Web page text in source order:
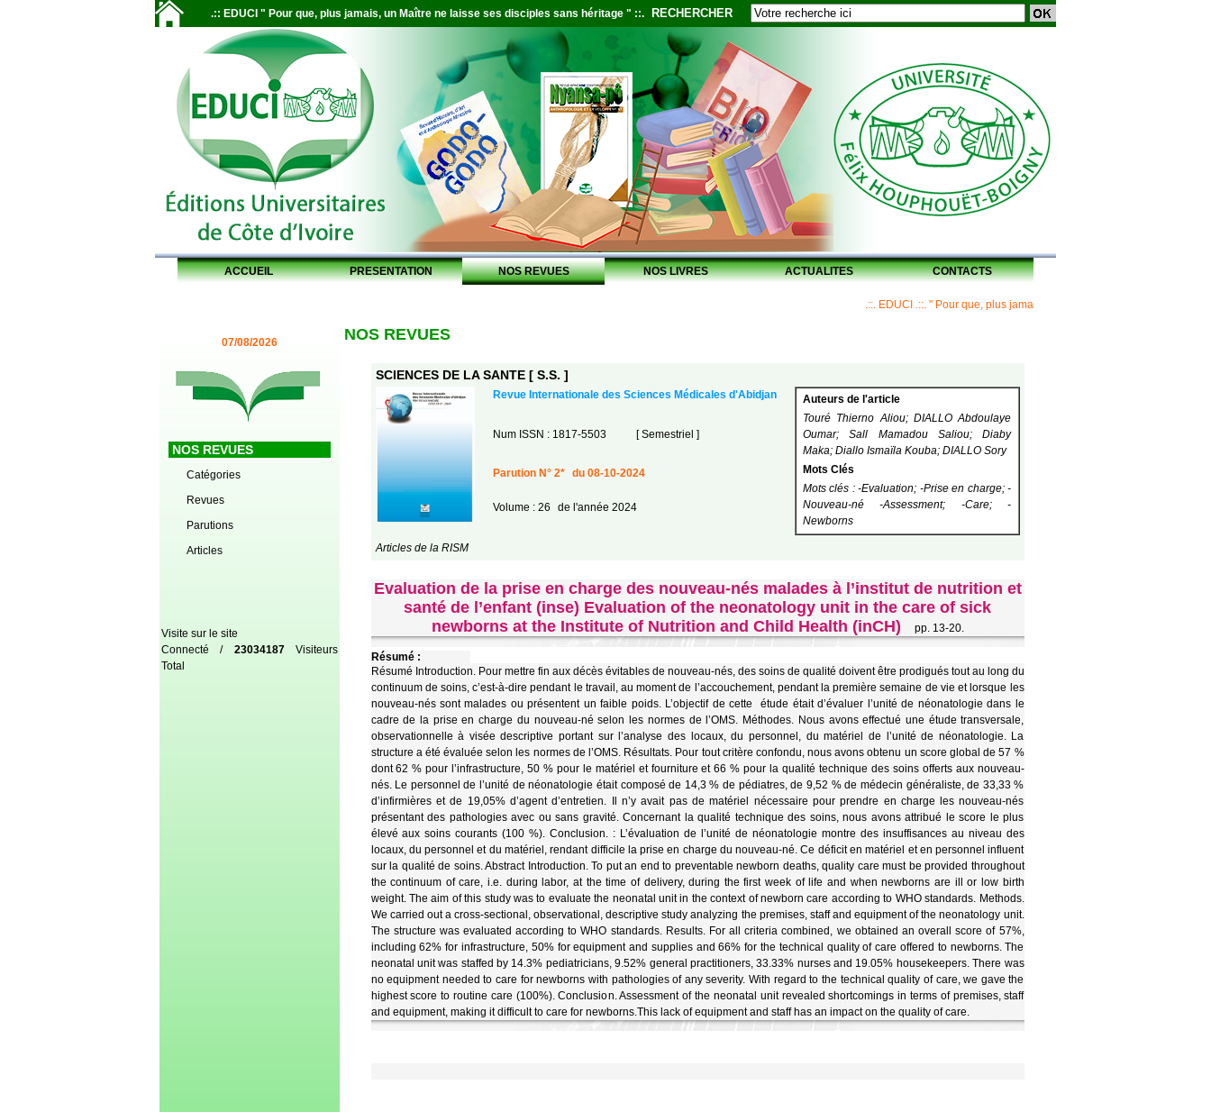
.:: EDUCI " Pour que, plus jamais, un Maître ne laisse ses disciples sans héritage " ::. RECHERCHER
ACCUEIL PRESENTATION NOS REVUES NOS LIVRES ACTUALITES CONTACTS
.::. EDUCI .::. " Pour que, plus jamais, un Maître ne laisse ses disciples
07/08/2026
NOS REVUES
Catégories
Revues
Parutions
Articles
Visite sur le site
Connecté / 23034187Visiteurs
Total
NOS REVUES
SCIENCES DE LA SANTE [ S.S. ]
Revue Internationale des Sciences Médicales d'Abidjan
Auteurs de l'article
Touré Thierno Aliou; DIALLO Abdoulaye
Oumar; Sall Mamadou Saliou; Diaby
Maka; Diallo Ismaïla Kouba; DIALLO Sory
Mots Clés
Mots clés : -Evaluation; -Prise en charge; -
Nouveau-né -Assessment; -Care; -
Newborns
Num ISSN : 1817-5503 [ Semestriel ]
Parution N° 2* du 08-10-2024
Volume : 26 de l'année 2024
Articles de la RISM
Evaluation de la prise en charge des nouveau-nés malades à l’institut de nutrition et
santé de l’enfant (inse) Evaluation of the neonatology unit in the care of sick
newborns at the Institute of Nutrition and Child Health (inCH)
pp. 13-20.
Résumé :
Résumé Introduction. Pour mettre fin aux décès évitables de nouveau-nés, des soins de qualité doivent être prodigués tout au long du
continuum de soins, c’est-à-dire pendant le travail, au moment de l’accouchement, pendant la première semaine de vie et lorsque les
nouveau-nés sont malades ou présentent un faible poids. L’objectif de cette étude était d’évaluer l’unité de néonatologie dans le
cadre de la prise en charge du nouveau-né selon les normes de l’OMS. Méthodes. Nous avons effectué une étude transversale,
observationnelle à visée descriptive portant sur l’analyse des locaux, du personnel, du matériel de l’unité de néonatologie. La
structure a été évaluée selon les normes de l’OMS. Résultats. Pour tout critère confondu, nous avons obtenu un score global de 57 %
dont 62 % pour l’infrastructure, 50 % pour le matériel et fourniture et 66 % pour la qualité technique des soins offerts aux nouveau-
nés. Le personnel de l’unité de néonatologie était composé de 14,3 % de pédiatres, de 9,52 % de médecin généraliste, de 33,33 %
d’infirmières et de 19,05% d’agent d’entretien. Il n’y avait pas de matériel nécessaire pour prendre en charge les nouveau-nés
présentant des pathologies avec ou sans gravité. Concernant la qualité technique des soins, nous avons attribué le score le plus
élevé aux soins courants (100 %). Conclusion. : L’évaluation de l’unité de néonatologie montre des insuffisances au niveau des
locaux, du personnel et du matériel, rendant difficile la prise en charge du nouveau-né. Ce déficit en matériel et en personnel influent
sur la qualité de soins. Abstract Introduction. To put an end to preventable newborn deaths, quality care must be provided throughout
the continuum of care, i.e. during labor, at the time of delivery, during the first week of life and when newborns are ill or low birth
weight. The aim of this study was to evaluate the neonatal unit in the context of newborn care according to WHO standards. Methods.
We carried out a cross-sectional, observational, descriptive study analyzing the premises, staff and equipment of the neonatology unit.
The structure was evaluated according to WHO standards. Results. For all criteria combined, we obtained an overall score of 57%,
including 62% for infrastructure, 50% for equipment and supplies and 66% for the technical quality of care offered to newborns. The
neonatal unit was staffed by 14.3% pediatricians, 9.52% general practitioners, 33.33% nurses and 19.05% housekeepers. There was
no equipment needed to care for newborns with pathologies of any severity. With regard to the technical quality of care, we gave the
highest score to routine care (100%). Conclusion. Assessment of the neonatal unit revealed shortcomings in terms of premises, staff
and equipment, making it difficult to care for newborns.This lack of equipment and staff has an impact on the quality of care.